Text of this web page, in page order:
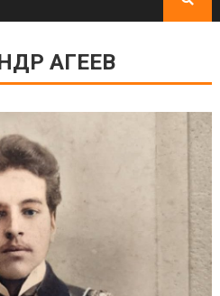
АГЕЕВ